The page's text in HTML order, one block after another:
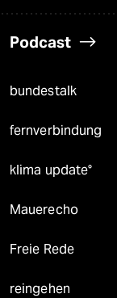
Podcast
bundestalk
fernverbindung
klima update°
Mauerecho
Freie Rede
reingehen